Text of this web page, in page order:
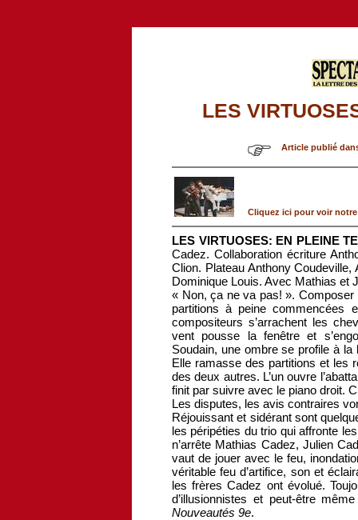
LES
Article publié
Cliquez ici pour voir
LES VIRTUOSES: EN PLEINE
Cadez. Collaboration écriture
Clion. Plateau Anthony
Dominique Louis. Avec Mathias et
« Non, ça ne va pas! ». Composer
partitions à peine
compositeurs s’arrachent les
vent pousse la fenêtre et
Soudain, une ombre se profile à la
Elle ramasse des partitions et les
des deux autres. L’un ouvre
finit par suivre avec le piano droit.
Les disputes, les avis contraires
Réjouissant et sidérant sont
les péripéties du trio qui affronte
n’arrête Mathias Cadez, Julien
vaut de jouer avec le feu,
véritable feu d’artifice, son et
les frères Cadez ont évolué.
d’illusionnistes et peut-être
Nouveautés 9e.